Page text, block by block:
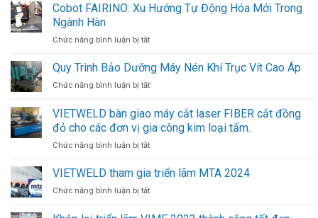
Cobot FAIRINO: Xu Hướng Tự Động Hóa Mới Trong
Ngành Hàn
Chức năng bình luận bị tắtở
FAIRINO:
Xu
Hướng
Động
Hóa
Trong
Hàn
Quy Trình Bảo Dưỡng Máy Nén Khí Trục Vít Cao Áp
Chức năng bình luận bị tắtở
Trình
Bảo
Dưỡng
Máy
Khí
Vít
VIETWELD bàn giao máy cắt laser FIBER cắt đồng
đỏ cho các đơn vị gia công kim loại tấm.
Chức năng bình luận bị tắtở
bàn
máy
VIETWELD tham gia triển lãm MTA 2024
Chức năng bình luận bị tắtở
tham